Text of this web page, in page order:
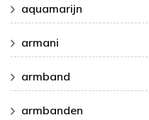
aquamarijn
armani
armband
armbanden